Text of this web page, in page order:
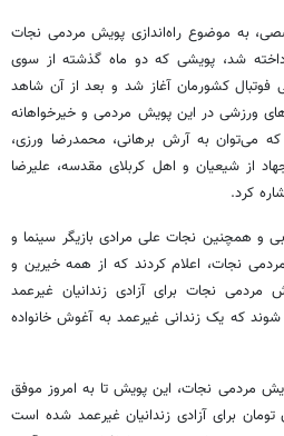
به موضوع راه‌اندازی پویش مردمی نجات
شد، پویشی که دو ماه گذشته از سوی
فوتبال کشورمان آغاز شد و بعد از آن شاهد
ورزشی در این پویش مردمی و خیرخواهانه
که می‌توان به آرش برهانی، محمدرضا ورزی،
از شیعیان و اهل کربلای مقدسه، علیرضا
کرد.
و همچنین نجات علی مرادی بازیگر سینما و
نجات، اعلام کردند که از همه خیرین و
مردمی نجات برای آزادی زندانیان غیرعمد
که یک زندانی غیرعمد به آغوش خانواده
مردمی نجات، این پویش تا به امروز موفق
میلیون تومان برای آزادی زندانیان غیرعمد شده است